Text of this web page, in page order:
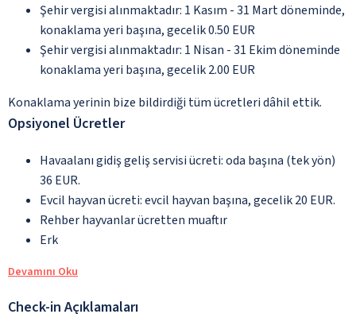
Şehir vergisi alınmaktadır: 1 Kasım - 31 Mart döneminde,
konaklama yeri başına, gecelik 0.50 EUR
Şehir vergisi alınmaktadır: 1 Nisan - 31 Ekim döneminde
konaklama yeri başına, gecelik 2.00 EUR
Konaklama yerinin bize bildirdiği tüm ücretleri dâhil ettik.
Opsiyonel Ücretler
Havaalanı gidiş geliş servisi ücreti: oda başına (tek yön)
36 EUR.
Evcil hayvan ücreti: evcil hayvan başına, gecelik 20 EUR.
Rehber hayvanlar ücretten muaftır
Erk
Devamını Oku
Check-in Açıklamaları